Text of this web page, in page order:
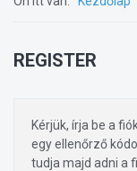
REGISTER
Kérjük, írja be a
egy ellenőrző
tudja majd adni a